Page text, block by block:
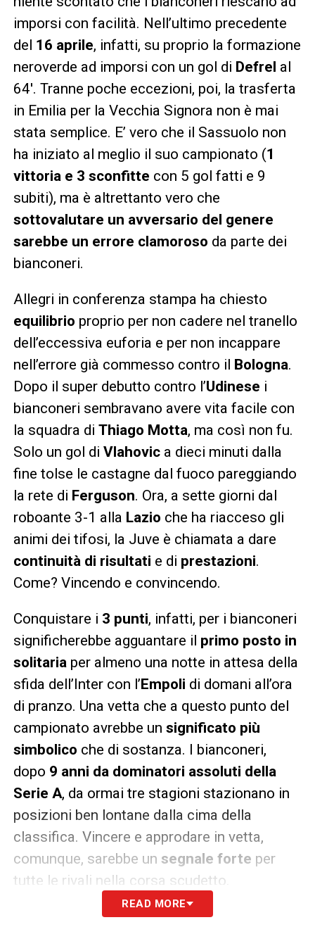
imporsi con facilità. Nell’ultimo precedente
del 16 aprile, infatti, su proprio la formazione
neroverde ad imporsi con un gol di Defrel al
64′. Tranne poche eccezioni, poi, la trasferta
in Emilia per la Vecchia Signora non è mai
stata semplice. E’ vero che il Sassuolo non
ha iniziato al meglio il suo campionato (1
vittoria e 3 sconfitte con 5 gol fatti e 9
subiti), ma è altrettanto vero che
sottovalutare un avversario del genere
sarebbe un errore clamoroso da parte dei
bianconeri.
Allegri in conferenza stampa ha chiesto
equilibrio proprio per non cadere nel tranello
dell’eccessiva euforia e per non incappare
nell’errore già commesso contro il Bologna.
Dopo il super debutto contro l’Udinese i
bianconeri sembravano avere vita facile con
la squadra di Thiago Motta, ma così non fu.
Solo un gol di Vlahovic a dieci minuti dalla
fine tolse le castagne dal fuoco pareggiando
la rete di Ferguson. Ora, a sette giorni dal
roboante 3-1 alla Lazio che ha riacceso gli
animi dei tifosi, la Juve è chiamata a dare
continuità di risultati e di prestazioni.
Come? Vincendo e convincendo.
Conquistare i 3 punti, infatti, per i bianconeri
significherebbe agguantare il primo posto in
solitaria per almeno una notte in attesa della
sfida dell’Inter con l’Empoli di domani all’ora
di pranzo. Una vetta che a questo punto del
campionato avrebbe un significato più
simbolico che di sostanza. I bianconeri,
dopo 9 anni da dominatori assoluti della
Serie A, da ormai tre stagioni stazionano in
posizioni ben lontane dalla cima della
classifica. Vincere e approdare in vetta,
comunque, sarebbe un segnale forte per
tutte le rivali nella corsa scudetto.
E allora la Juve deve dimostrare ancora una
READ MORE